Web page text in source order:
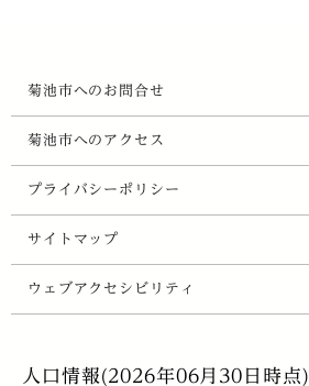
菊池市へのお問合せ
菊池市へのアクセス
プライバシーポリシー
サイトマップ
ウェブアクセシビリティ
人口情報(2026年06月30日時点)